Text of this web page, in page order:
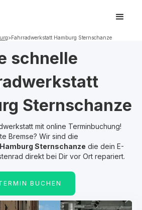
>Fahrradwerkstatt Hamburg Sternschanze
schnelle
Sternschanze
mit online Terminbuchung!
Bremse? Wir sind die
Hamburg Sternschanze die dein E-
direkt bei Dir vor Ort repariert.
BUCHEN